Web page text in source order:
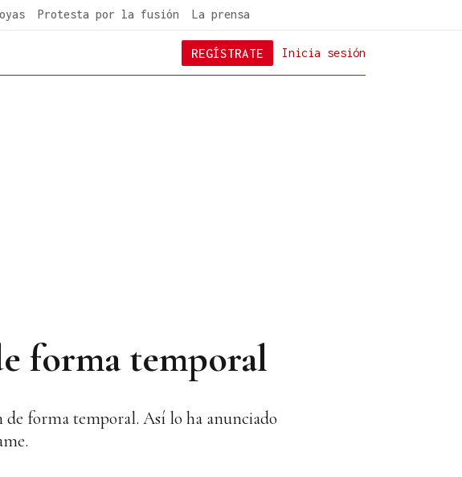
Protesta por la fusión La prensa
Inicia sesión
REGÍSTRATE
forma temporal
de forma temporal. Así lo ha anunciado